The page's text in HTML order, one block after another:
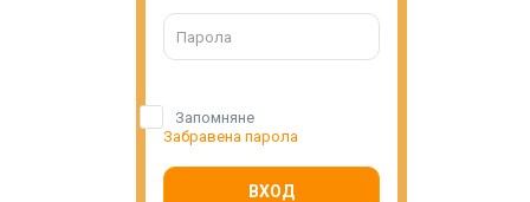
Запомняне
Забравена парола
ВХОД